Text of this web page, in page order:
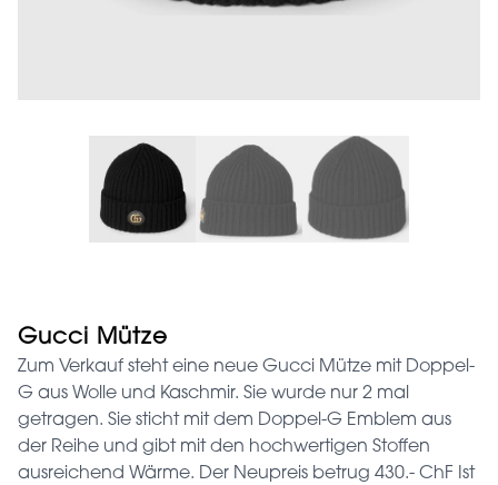
Gucci Mütze
Zum Verkauf steht eine neue Gucci Mütze mit Doppel-
G aus Wolle und Kaschmir. Sie wurde nur 2 mal
getragen. Sie sticht mit dem Doppel-G Emblem aus
der Reihe und gibt mit den hochwertigen Stoffen
ausreichend Wärme. Der Neupreis betrug 430.- ChF Ist